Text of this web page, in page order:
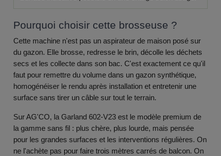
Pourquoi choisir cette brosseuse ?
Cette machine n'est pas un aspirateur de maison posé sur
du gazon. Elle brosse, redresse le brin, décolle les déchets
secs et les collecte dans son bac. C'est exactement ce qu'il
faut pour remettre du volume dans un gazon synthétique,
homogénéiser le rendu après installation et entretenir une
surface sans tirer un câble sur tout le terrain.
Sur AG'CO, la Garland 602-V23 est le modèle premium de
la gamme sans fil : plus chère, plus lourde, mais pensée
pour les grandes surfaces et les interventions régulières. On
ne l'achète pas pour faire trois mètres carrés de balcon. On